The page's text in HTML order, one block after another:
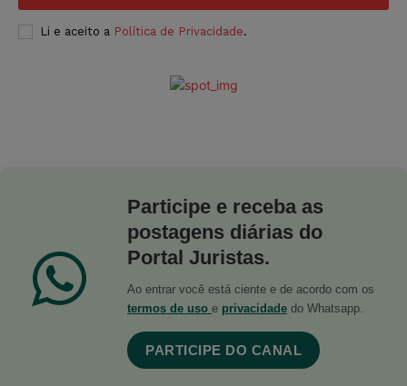
Li e aceito a Política de Privacidade.
Participe e receba as
postagens diárias do
Portal Juristas.
Ao entrar você está ciente e de acordo com os
termos de uso e privacidade do Whatsapp.
PARTICIPE DO CANAL